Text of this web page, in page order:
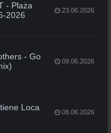
- Plaża
2026
23.06.2026
- Go
09.06.2026
Loca
08.06.2026